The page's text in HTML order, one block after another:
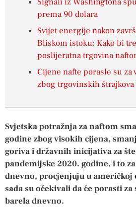
prema 90 dolara
Svijet energije nakon
Bliskom istoku: Kako bi
poslijeratna trgovina
Cijene nafte porasle su za
zbog trgovinskih
Svjetska potražnja za naftom
godine zbog visokih cijena,
goriva i državnih inicijativa za
pandemijske 2020. godine, i to
dnevno, procjenjuju u američkoj
sada su očekivali da će porasti
barela dnevno.